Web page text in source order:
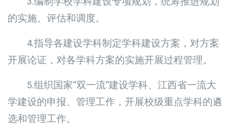
的实施、评估和调度。
4.指导各建设学科制定学科建设方案，对方案
开展论证，对各学科方案的实施开展过程管理。
5.组织国家“双一流”建设学科、江西省一流大
学建设的申报、管理工作，开展校级重点学科的遴
选和管理工作。